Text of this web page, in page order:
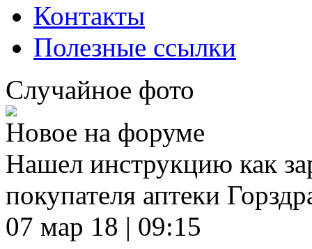
Контакты
Полезные ссылки
Случайное фото
Новое на форуме
Нашел инструкцию как
покупателя аптеки
07 мар 18 | 09:15